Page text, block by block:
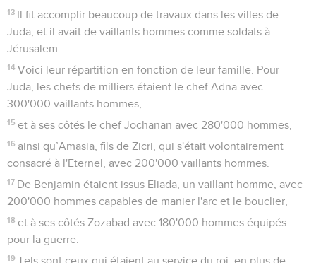
13 Il fit accomplir beaucoup de travaux dans les villes de
Juda, et il avait de vaillants hommes comme soldats à
Jérusalem.
14 Voici leur répartition en fonction de leur famille. Pour
Juda, les chefs de milliers étaient le chef Adna avec
300'000 vaillants hommes,
15 et à ses côtés le chef Jochanan avec 280'000 hommes,
16 ainsi qu’Amasia, fils de Zicri, qui s'était volontairement
consacré à l'Eternel, avec 200'000 vaillants hommes.
17 De Benjamin étaient issus Eliada, un vaillant homme, avec
200'000 hommes capables de manier l'arc et le bouclier,
18 et à ses côtés Zozabad avec 180'000 hommes équipés
pour la guerre.
19 Tels sont ceux qui étaient au service du roi, en plus de